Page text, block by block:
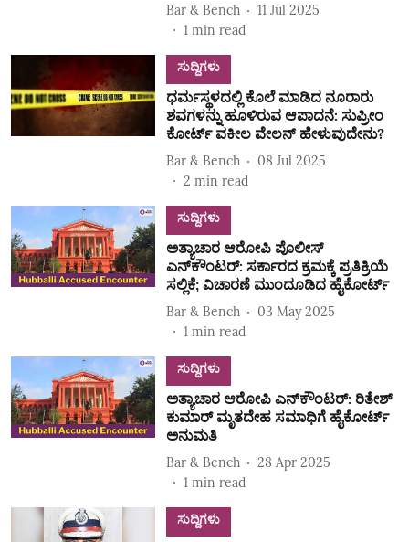
Bar & Bench
11 Jul 2025
1 min read
ಸುದ್ದಿಗಳು
ಧರ್ಮಸ್ಥಳದಲ್ಲಿ ಕೊಲೆ ಮಾಡಿದ ನೂರಾರು
ಶವಗಳನ್ನು ಹೂಳಿರುವ ಆಪಾದನೆ: ಸುಪ್ರೀಂ
ಕೋರ್ಟ್‌ ವಕೀಲ ವೇಲನ್‌ ಹೇಳುವುದೇನು?
Bar & Bench
08 Jul 2025
2 min read
ಸುದ್ದಿಗಳು
ಅತ್ಯಾಚಾರ ಆರೋಪಿ ಪೊಲೀಸ್‌
ಎನ್‌ಕೌಂಟರ್: ಸರ್ಕಾರದ ಕ್ರಮಕ್ಕೆ ಪ್ರತಿಕ್ರಿಯೆ
ಸಲ್ಲಿಕೆ; ವಿಚಾರಣೆ ಮುಂದೂಡಿದ ಹೈಕೋರ್ಟ್‌
Bar & Bench
03 May 2025
1 min read
ಸುದ್ದಿಗಳು
ಅತ್ಯಾಚಾರ ಆರೋಪಿ ಎನ್‌ಕೌಂಟರ್: ರಿತೇಶ್‌
ಕುಮಾರ್‌ ಮೃತದೇಹ ಸಮಾಧಿಗೆ ಹೈಕೋರ್ಟ್‌
ಅನುಮತಿ
Bar & Bench
28 Apr 2025
1 min read
ಸುದ್ದಿಗಳು